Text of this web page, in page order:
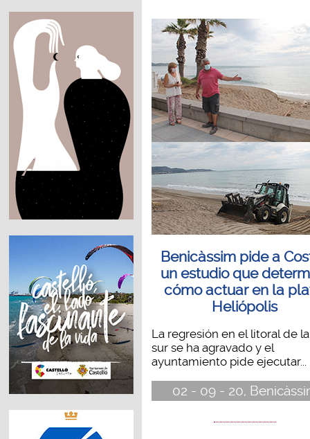
Benicàssim pide a
un estudio que
cómo actuar en la
Heliópolis
La regresión en el litoral de
sur se ha agravado y el
ayuntamiento pide ejecutar...
02 - 09 - 20,